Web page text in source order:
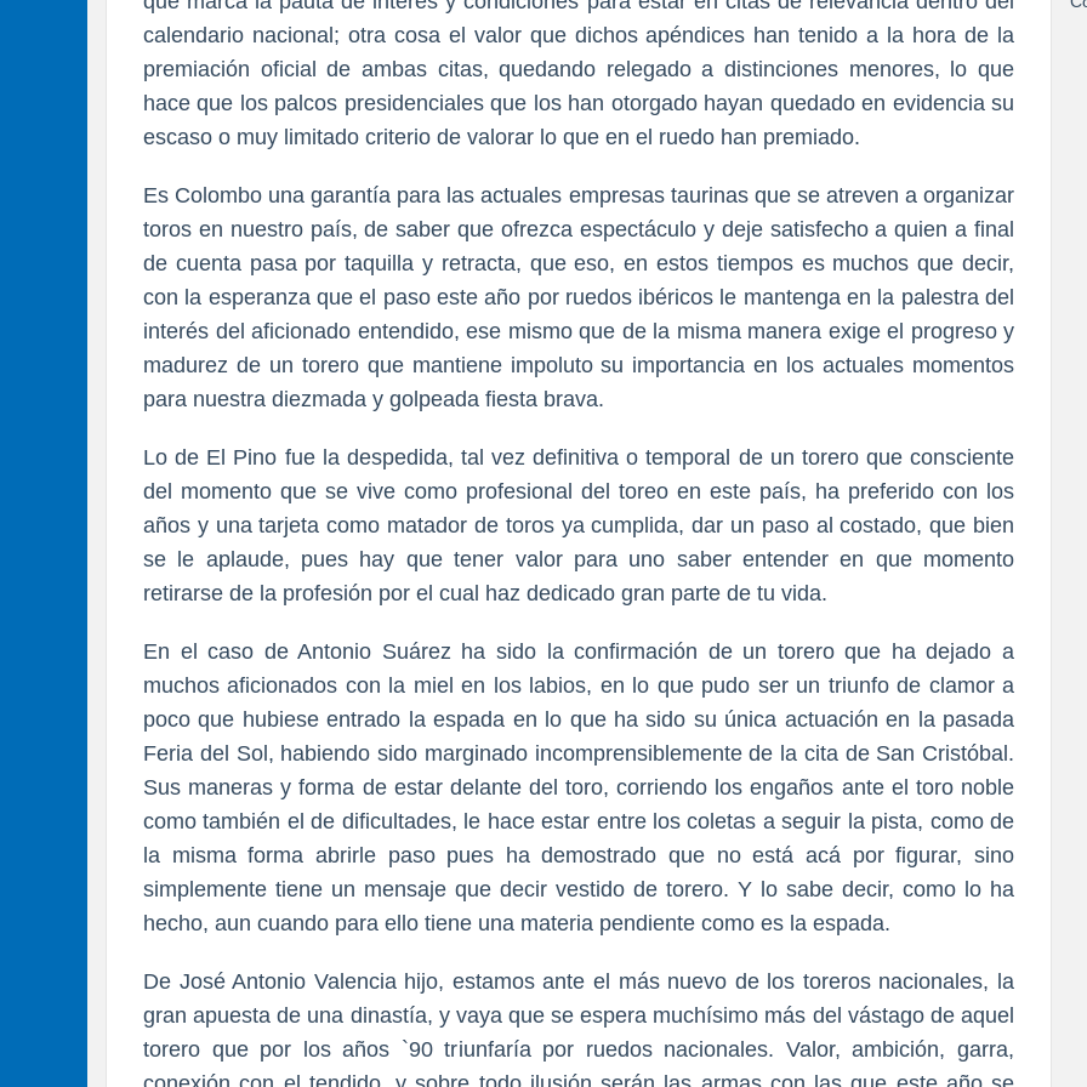
calendario nacional; otra cosa el valor que dichos apéndices han tenido a la hora de la
premiación oficial de ambas citas, quedando relegado a distinciones menores, lo que
hace que los palcos presidenciales que los han otorgado hayan quedado en evidencia su
escaso o muy limitado criterio de valorar lo que en el ruedo han premiado.
Es Colombo una garantía para las actuales empresas taurinas que se atreven a organizar
toros en nuestro país, de saber que ofrezca espectáculo y deje satisfecho a quien a final
de cuenta pasa por taquilla y retracta, que eso, en estos tiempos es muchos que decir,
con la esperanza que el paso este año por ruedos ibéricos le mantenga en la palestra del
interés del aficionado entendido, ese mismo que de la misma manera exige el progreso y
madurez de un torero que mantiene impoluto su importancia en los actuales momentos
para nuestra diezmada y golpeada fiesta brava.
Lo de El Pino fue la despedida, tal vez definitiva o temporal de un torero que consciente
del momento que se vive como profesional del toreo en este país, ha preferido con los
años y una tarjeta como matador de toros ya cumplida, dar un paso al costado, que bien
se le aplaude, pues hay que tener valor para uno saber entender en que momento
retirarse de la profesión por el cual haz dedicado gran parte de tu vida.
En el caso de Antonio Suárez ha sido la confirmación de un torero que ha dejado a
muchos aficionados con la miel en los labios, en lo que pudo ser un triunfo de clamor a
poco que hubiese entrado la espada en lo que ha sido su única actuación en la pasada
Feria del Sol, habiendo sido marginado incomprensiblemente de la cita de San Cristóbal.
Sus maneras y forma de estar delante del toro, corriendo los engaños ante el toro noble
como también el de dificultades, le hace estar entre los coletas a seguir la pista, como de
la misma forma abrirle paso pues ha demostrado que no está acá por figurar, sino
simplemente tiene un mensaje que decir vestido de torero. Y lo sabe decir, como lo ha
hecho, aun cuando para ello tiene una materia pendiente como es la espada.
De José Antonio Valencia hijo, estamos ante el más nuevo de los toreros nacionales, la
gran apuesta de una dinastía, y vaya que se espera muchísimo más del vástago de aquel
torero que por los años `90 triunfaría por ruedos nacionales. Valor, ambición, garra,